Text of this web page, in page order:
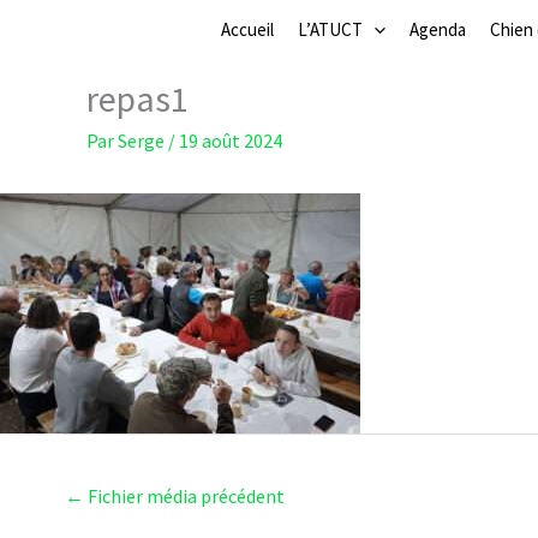
Accueil L’ATUCT Agenda
repas1
ParSerge / 19 août 2024
← Fichier média précédent